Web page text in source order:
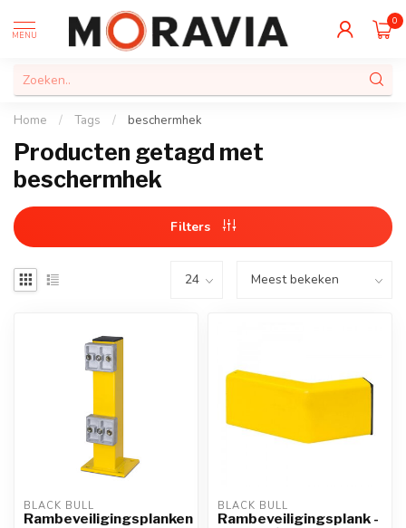
MENU
0
Home / Tags / beschermhek
Producten getagd met
beschermhek
Filters
BLACK BULL
Rambeveiligingsplanken
BLACK BULL
Rambeveiligingsplank -